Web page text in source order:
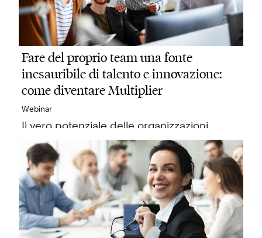
Fare del proprio team una fonte
inesauribile di talento e innovazione:
come diventare Multiplier
Webinar
Il vero potenziale delle organizzazioni
nasce dalle persone.…